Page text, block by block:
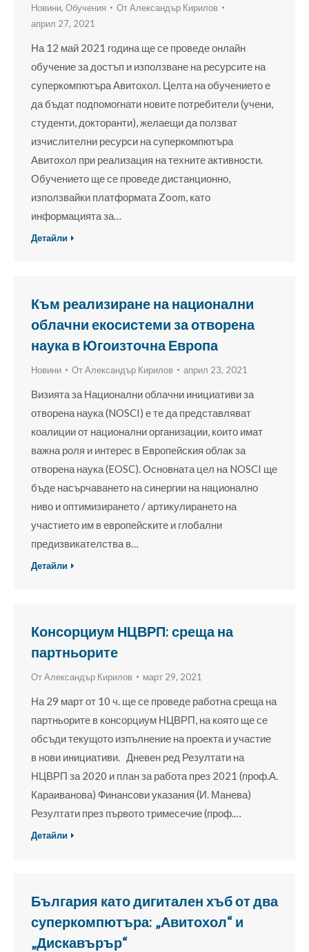
Новини, Обучения ОтАлександър Кирилов
април 27, 2021
На 12 май 2021 година ще се проведе онлайн
обучение за достъп и използване на ресурсите на
суперкомпютъра Авитохол. Целта на обучението е
да бъдат подпомогнати новите потребители (учени,
студенти, докторанти), желаещи да ползват
изчислителни ресурси на суперкомпютъра
Авитохол при реализация на техните активности.
Обучението ще се проведе дистанционно,
използвайки платформата Zoom, като
информацията за…
Детайли
Към реализиране на национални
облачни екосистеми за отворена
наука в Югоизточна Европа
Новини ОтАлександър Кирилов април 23, 2021
Визията за Национални облачни инициативи за
отворена наука (NOSCI) е те да представляват
коалиции от национални организации, които имат
важна роля и интерес в Европейския облак за
отворена наука (EOSC). Основната цел на NOSCI ще
бъде насърчаването на синергии на национално
ниво и оптимизирането / артикулирането на
участието им в европейските и глобални
предизвикателства в…
Детайли
Консорциум НЦВРП: среща на
партньорите
ОтАлександър Кирилов март 29, 2021
На 29 март от 10 ч. ще се проведе работна среща на
партньорите в консорциум НЦВРП, на която ще се
обсъди текущото изпълнение на проекта и участие
в нови инициативи. Дневен ред Резултати на
НЦВРП за 2020 и план за работа през 2021 (проф.А.
Караиванова) Финансови указания (И. Манева)
Резултати през първото тримесечие (проф.…
Детайли
България като дигитален хъб от два
суперкомпютъра: „Авитохол“ и
„Дискавърър“